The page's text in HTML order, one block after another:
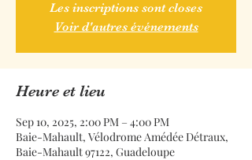
Les inscriptions sont closes
Voir d'autres événements
Heure et lieu
Sep 10, 2025, 2:00 PM – 4:00 PM
Baie-Mahault, Vélodrome Amédée Détraux,
Baie-Mahault 97122, Guadeloupe